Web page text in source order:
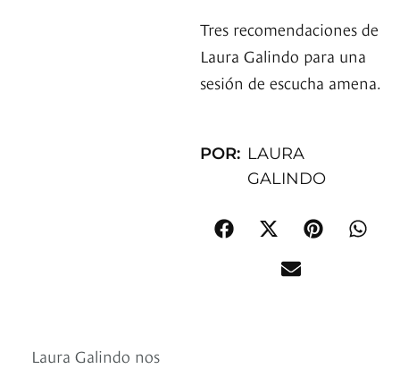
Tres recomendaciones de
Laura Galindo para una
sesión de escucha amena.
POR: LAURA
GALINDO
Laura Galindo nos